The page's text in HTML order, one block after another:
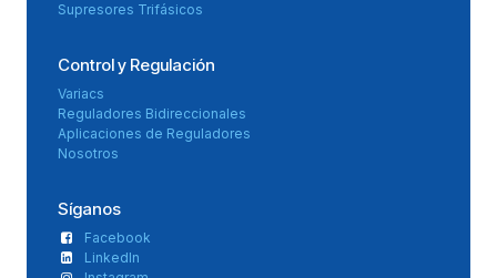
Supresores Trifásicos
Control y Regulación
Variacs
Reguladores Bidireccionales
Aplicaciones de Reguladores
Nosotros
Síganos
Facebook
LinkedIn